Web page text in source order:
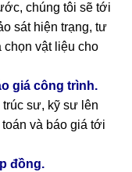
chúng tôi sẽ tới
sát hiện trạng, tư
vật liệu cho
giá công trình.
sư, kỹ sư lên
và báo giá tới
đồng.